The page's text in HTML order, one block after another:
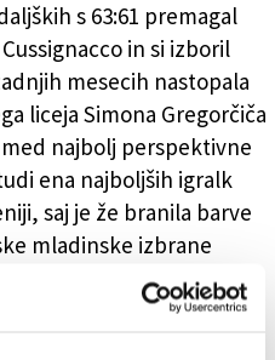
s 63:61 premagal
in si izboril
mesecih nastopala
liceja Simona Gregorčiča
najbolj perspektivne
ena najboljših igralk
saj je že branila barve
mladinske izbrane
začetku letošnje
da bom za tržaški klub